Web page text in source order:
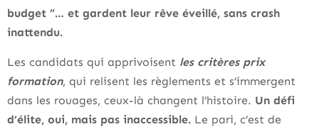
budget ”… et gardent leur rêve éveillé, sans crash
inattendu.
Les candidats qui apprivoisent les critères prix
formation, qui relisent les règlements et s’immergent
dans les rouages, ceux-là changent l’histoire. Un défi
d’élite, oui, mais pas inaccessible. Le pari, c’est de